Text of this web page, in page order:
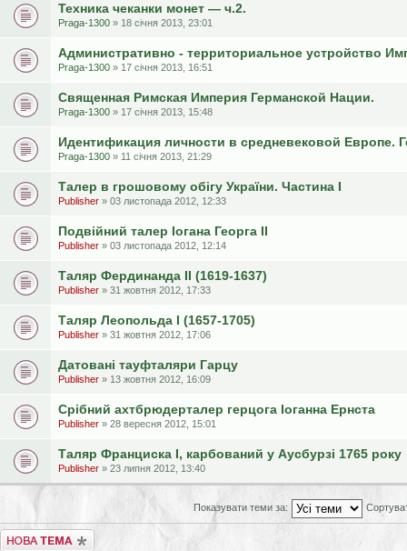
Техника чеканки монет — ч.2.
Praga-1300 » 18 січня 2013, 23:01
Административно - территориальное устройство
Praga-1300 » 17 січня 2013, 16:51
Священная Римская Империя Германской Нации.
Praga-1300 » 17 січня 2013, 15:48
Идентификация личности в средневековой Европе.
Praga-1300 » 11 січня 2013, 21:29
Талер в грошовому обігу України. Частина I
Publisher » 03 листопада 2012, 12:33
Подвійний талер Іогана Георга II
Publisher » 03 листопада 2012, 12:14
Таляр Фердинанда II (1619-1637)
Publisher » 31 жовтня 2012, 17:33
Таляр Леопольда I (1657-1705)
Publisher » 31 жовтня 2012, 17:06
Датовані тауфталяри Гарцу
Publisher » 13 жовтня 2012, 16:09
Сріб­ний ахт­брю­дер­та­лер гер­цо­га Іо­ган­на Ерн­ста
Publisher » 28 вересня 2012, 15:01
Таляр Франциска I, карбований у Аусбурзі 1765 року
Publisher » 23 липня 2012, 13:40
Показувати теми за:
Створити нову тему